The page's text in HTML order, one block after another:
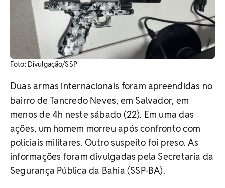
Foto: Divulgação/SSP
Duas armas internacionais foram apreendidas no
bairro de Tancredo Neves, em Salvador, em
menos de 4h neste sábado (22). Em uma das
ações, um homem morreu após confronto com
policiais militares. Outro suspeito foi preso. As
informações foram divulgadas pela Secretaria da
Segurança Pública da Bahia (SSP-BA).